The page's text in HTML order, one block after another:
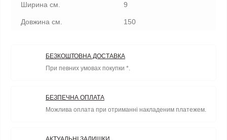
Ширина см. 9
Довжина см. 150
БЕЗКОШТОВНА ДОСТАВКА
При певних умовах покупки *.
БЕЗПЕЧНА ОПЛАТА
Можлива оплата при отриманні накладеним платежем.